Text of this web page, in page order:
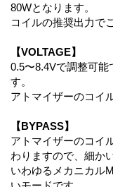
80Wとなります。
コイルの推奨出力で
【VOLTAGE】
0.5〜8.4Vで調整可
す。
アトマイザーのコイ
【BYPASS】
アトマイザーのコイ
わりますので、細か
いわゆるメカニカル